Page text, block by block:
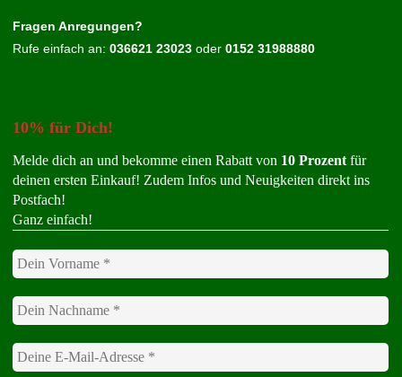
Fragen Anregungen?
Rufe einfach an:036621 23023 oder0152 31988880
10% für Dich!
Melde dich an und bekomme einen Rabatt von 10 Prozent für
deinen ersten Einkauf! Zudem Infos und Neuigkeiten direkt ins
Postfach!
Ganz einfach!